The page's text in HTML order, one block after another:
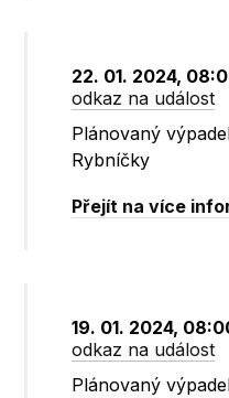
22. 01. 2024,
odkaz na událost
Plánovaný
Rybníčky
Přejít na více
19. 01. 2024,
odkaz na událost
Plánovaný